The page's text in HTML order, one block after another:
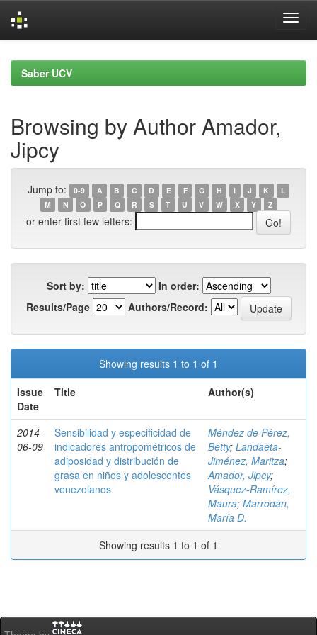
navigationSaber UCV
Browsing by Author Amador,
Jipcy
Jump to: 0-9 A B C D E F G H I J K
L
M
N O P Q R S T U V W X Y Z
or enter first few letters:
Sort by:
In order:
Results/Page
Authors/Record:
Showing results 1 to 1 of 1
Issue
Date
Title Author(s)
2014-
06-09
Sensibilidad y especificidad de
indicadores antropométricos de
adiposidad y distribución de
grasa en niños y adolescentes
venezolanos
Méndez de Pérez,
Betty; Landaeta-
Jiménez, Maritza;
Amador, Jipcy;
Vásquez-Ramírez,
Maura; Marrodán,
María D.
Showing results 1 to 1 of 1